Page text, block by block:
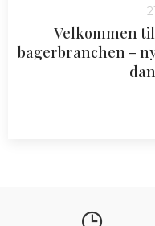
Velkommen
bagerbranchen –